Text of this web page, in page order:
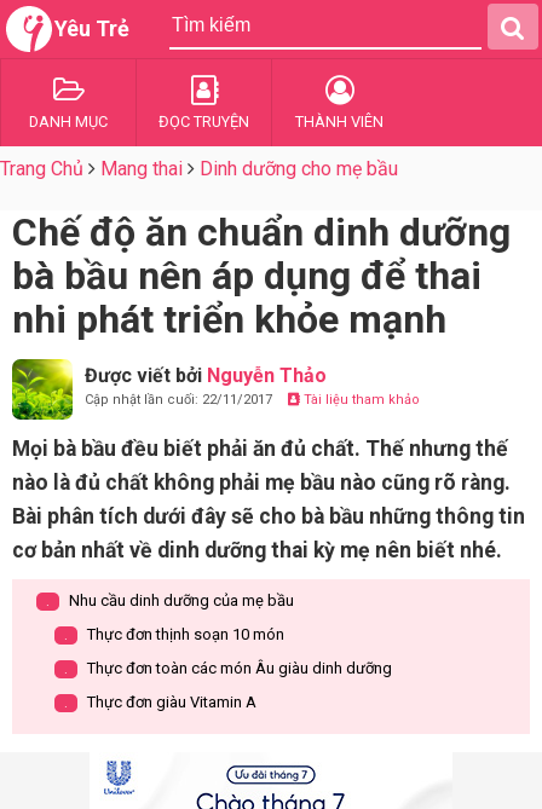
Yêu Trẻ
DANH MỤC ĐỌC TRUYỆN THÀNH VIÊN
Trang Chủ Mang thai Dinh dưỡng cho mẹ bầu
Chế độ ăn chuẩn dinh dưỡng
bà bầu nên áp dụng để thai
nhi phát triển khỏe mạnh
Được viết bởi Nguyễn Thảo
Cập nhật lần cuối: 22/11/2017 Tài liệu tham khảo
Mọi bà bầu đều biết phải ăn đủ chất. Thế nhưng thế
nào là đủ chất không phải mẹ bầu nào cũng rõ ràng.
Bài phân tích dưới đây sẽ cho bà bầu những thông tin
cơ bản nhất về dinh dưỡng thai kỳ mẹ nên biết nhé.
. Nhu cầu dinh dưỡng của mẹ bầu
. Thực đơn thịnh soạn 10 món
. Thực đơn toàn các món Âu giàu dinh dưỡng
. Thực đơn giàu Vitamin A